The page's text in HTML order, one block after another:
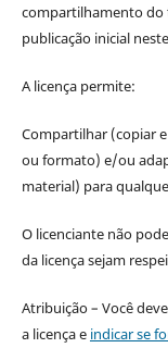
compartilhamento do
publicação inicial
A licença permite:
Compartilhar (copiar
ou formato) e/ou
material) para
O licenciante não
da licença sejam
Atribuição – Você
a licença e indicar se